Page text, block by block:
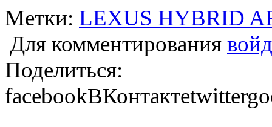
Метки: LEXUS HYBRID
Для комментирования
Поделиться:
facebookВКонтактеtwitter